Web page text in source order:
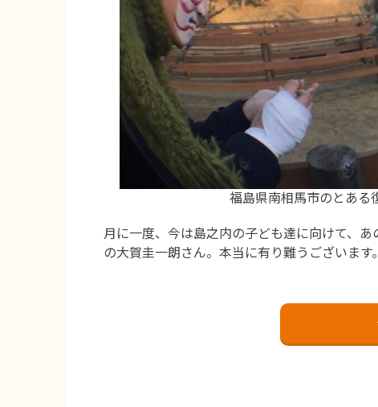
福島県南相馬市のとある
月に一度、今は島之内の子ども達に向けて、
の大賀圭一朗さん。本当に有り難うございます。